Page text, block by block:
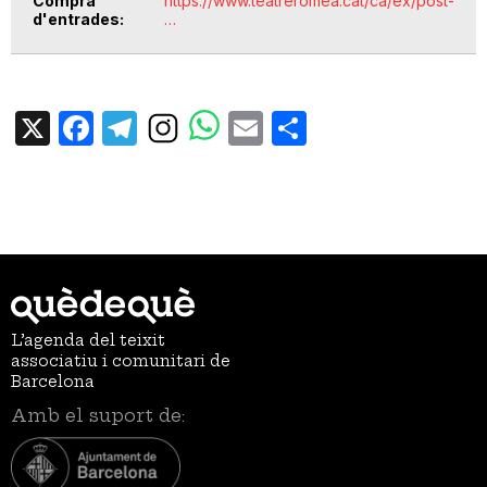
d'entrades
…
X Facebook
TelegramEmail
L’agenda del teixit
associatiu i comunitari de
Barcelona
Amb el suport de: